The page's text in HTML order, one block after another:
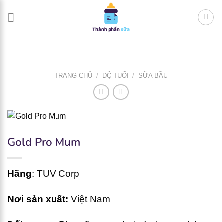
TRANG CHỦ / ĐỘ TUỔI / SỮA BẦU
Gold Pro Mum
Hãng: TUV Corp
Nơi sản xuất: Việt Nam